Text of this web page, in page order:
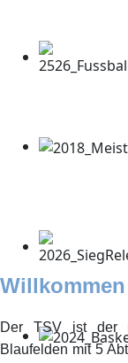
Der TSV ist der
Blaufelden mit 5